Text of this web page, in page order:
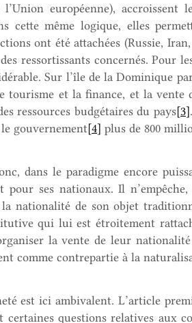
européenne), accroissent
cette même logique, elles
ont été attachées (Russie,
ressortissants concernés. Pour
Sur l’île de la Dominique
tourisme et la finance, et la vente
ressources budgétaires du pays[3]
gouvernement[4] plus de 800
dans le paradigme encore
ses nationaux. Il
la nationalité de son objet
qui lui est étroitement
la vente de leur
comme contrepartie à la
est ici ambivalent. L’article
certaines questions relatives aux